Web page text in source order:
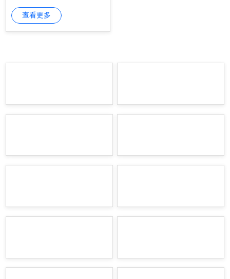
公司。4+个品牌，旗下拥有ei
fini伊芙丽、SEIFINI诗凡黎、
查看更多